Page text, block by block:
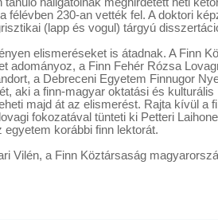
félévben 230-an vették fel. A doktori
(lapp és vogul) tárgyú
elismeréseket is átadnak. A Finn
adományoz, a Finn Fehér Rózsa
a Debreceni Egyetem Finnugor
aki a finn-magyar oktatási és
majd át az elismerést. Rajta kívül a
fokozatával tünteti ki Petteri
egyetem korábbi finn lektorát.
Vilén, a Finn Köztársaság